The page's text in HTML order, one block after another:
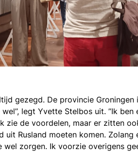
gezegd. De provincie
legt Yvette Stelbos uit. ’’Ik
zie de voordelen, maar er zitten
Rusland moeten komen.
wel zorgen. Ik voorzie overigens